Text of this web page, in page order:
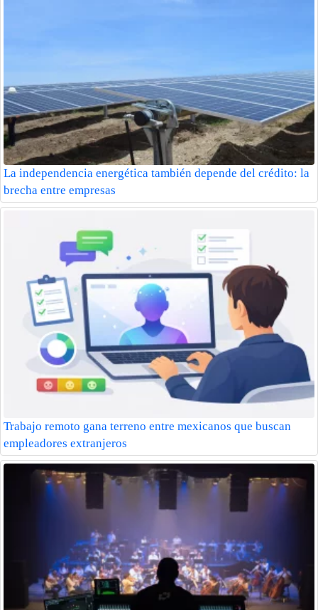
La independencia energética también depende del crédito: la
brecha entre empresas
Trabajo remoto gana terreno entre mexicanos que buscan
empleadores extranjeros